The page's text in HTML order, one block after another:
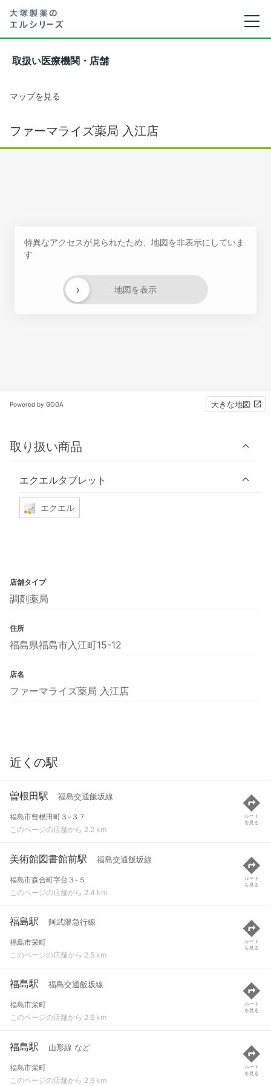
取扱い医療機関・店舗
マップを見る
ファーマライズ薬局 入江店
特異なアクセスが見られたため、地図を非表示にしていま
す
地図を表示
›
Powered by GOGA 大きな地図
取り扱い商品
エクエルタブレット
エクエル
店舗タイプ
調剤薬局
住所
福島県福島市入江町15-12
店名
ファーマライズ薬局 入江店
近くの駅
曽根田駅 福島交通飯坂線
福島市曾根田町３-３７
このページの店舗から 2.2 km
ルート
を見る
美術館図書館前駅 福島交通飯坂線
福島市森合町字台３-５
このページの店舗から 2.4 km
ルート
を見る
福島駅 阿武隈急行線
福島市栄町
このページの店舗から 2.5 km
ルート
を見る
福島駅 福島交通飯坂線
福島市栄町
このページの店舗から 2.6 km
ルート
を見る
福島駅 山形線 など
福島市栄町
このページの店舗から 2.6 km
ルート
を見る